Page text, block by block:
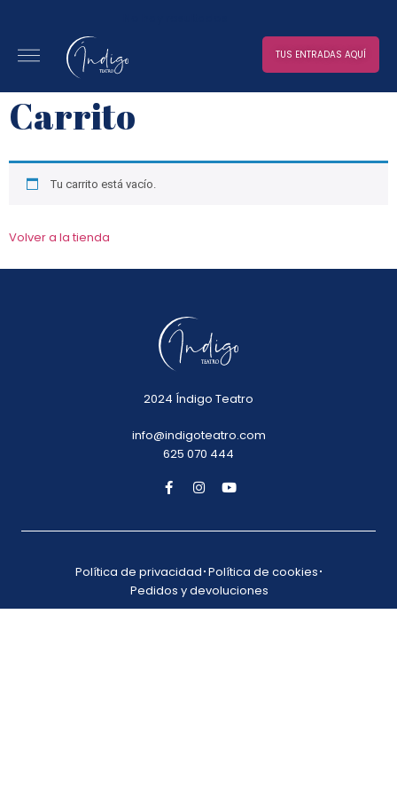
TUS ENTRADAS AQUÍ
Carrito
Tu carrito está vacío.
Volver a la tienda
2024 Índigo Teatro
info@indigoteatro.com
625 070 444
Política de privacidad Política de cookies
Pedidos y devoluciones